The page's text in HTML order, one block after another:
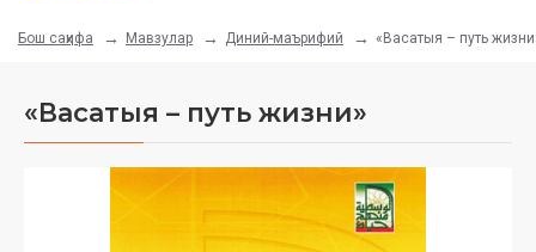
Бош саҳифа Мавзулар Диний-маърифий «Васатыя – путь
«Васатыя – путь жизни»